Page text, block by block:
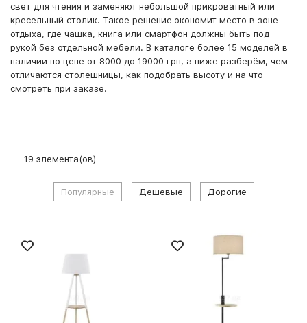
свет для чтения и заменяют небольшой прикроватный или
кресельный столик. Такое решение экономит место в зоне
отдыха, где чашка, книга или смартфон должны быть под
рукой без отдельной мебели. В каталоге более 15 моделей в
наличии по цене от 8000 до 19000 грн, а ниже разберём, чем
отличаются столешницы, как подобрать высоту и на что
смотреть при заказе.
19 элемента(ов)
Популярные Дешевые Дорогие